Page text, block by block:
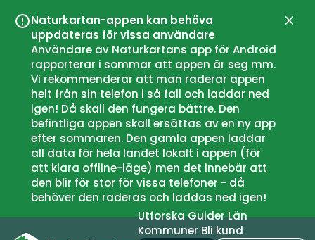
Naturkartan-appen kan behöva
uppdateras för vissa användare
Användare av Naturkartans app för Android
rapporterar i sommar att appen är seg mm.
Vi rekommenderar att man raderar appen
helt från sin telefon i så fall och laddar ned
igen! Då skall den fungera bättre. Den
befintliga appen skall ersättas av en ny app
efter sommaren. Den gamla appen laddar
all data för hela landet lokalt i appen (för
att klara offline-läge) men det innebär att
den blir för stor för vissa telefoner - då
behöver den raderas och laddas ned igen!
UtforskaGuiderLän
Kommuner Bli kund